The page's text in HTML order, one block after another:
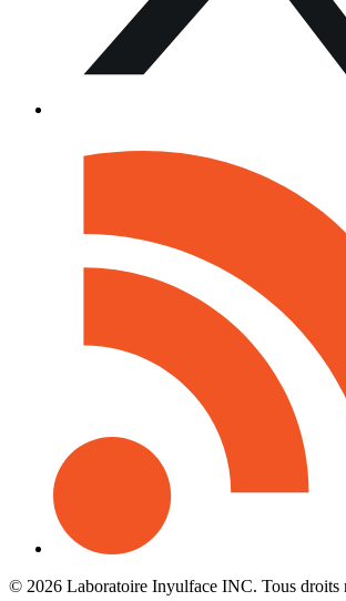
© 2026 Laboratoire Inyulface INC. Tous droits